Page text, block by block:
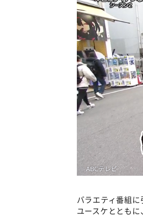
バラエティ番組
ユースケととも